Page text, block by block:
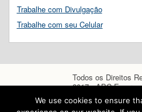
Trabalhe com Divulgação
Trabalhe com seu Celular
Todos os Direitos
2017 - ABC
We use cookies to ensure